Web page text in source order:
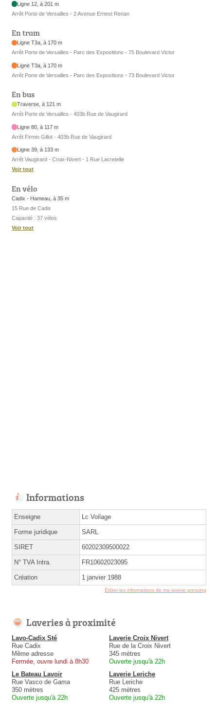
Ligne 12, à 201 m
Arrêt Porte de Versailles - 2 Avenue Ernest Renan
En tram
Ligne T3a, à 170 m
Arrêt Porte de Versailles - Parc des Expositions - 75 Boulevard Victor
Ligne T3a, à 170 m
Arrêt Porte de Versailles - Parc des Expositions - 73 Boulevard Victor
En bus
Traverse, à 121 m
Arrêt Porte de Versailles - 403b Rue de Vaugirard
Ligne 80, à 117 m
Arrêt Firmin Gillot - 403b Rue de Vaugirard
Ligne 39, à 133 m
Arrêt Vaugirard - Croix-Nivert - 1 Rue Lacretelle
Voir tout
En vélo
Cadix - Hameau, à 35 m
15 Rue de Cadix
Capacité : 37 vélos
Voir tout
Informations
Enseigne Lc Voilage
Forme juridique SARL
SIRET 60202309500022
N° TVA Intra. FR10602023095
Création 1 janvier 1988
Éditer les informations de ma laverie pressing
Laveries à proximité
Lavo-Cadix Sté
Rue Cadix
Même adresse
Fermée, ouvre lundi à 8h30
Laverie Croix Nivert
Rue de la Croix Nivert
345 mètres
Ouverte jusqu'à 22h
Le Bateau Lavoir
Rue Vasco de Gama
350 mètres
Ouverte jusqu'à 22h
Laverie Leriche
Rue Leriche
425 mètres
Ouverte jusqu'à 22h